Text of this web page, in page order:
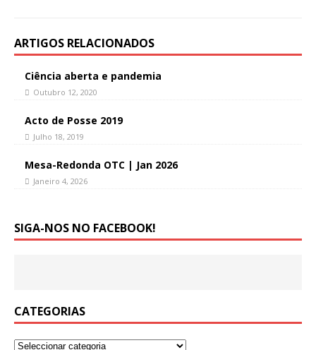
ARTIGOS RELACIONADOS
Ciência aberta e pandemia
Outubro 12, 2020
Acto de Posse 2019
Julho 18, 2019
Mesa-Redonda OTC | Jan 2026
Janeiro 4, 2026
SIGA-NOS NO FACEBOOK!
CATEGORIAS